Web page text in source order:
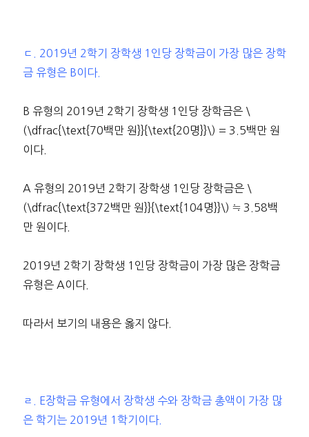
ㄷ. 2019년 2학기 장학생 1인당 장학금이 가장 많은 장학
금 유형은 B이다.
B 유형의 2019년 2학기 장학생 1인당 장학금은 \
(\dfrac{\text{70백만 원}}{\text{20명}}\) = 3.5백만 원
이다.
A 유형의 2019년 2학기 장학생 1인당 장학금은 \
(\dfrac{\text{372백만 원}}{\text{104명}}\) ≒ 3.58백
만 원이다.
2019년 2학기 장학생 1인당 장학금이 가장 많은 장학금
유형은 A이다.
따라서 보기의 내용은 옳지 않다.
ㄹ. E장학금 유형에서 장학생 수와 장학금 총액이 가장 많
은 학기는 2019년 1학기이다.